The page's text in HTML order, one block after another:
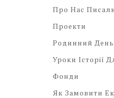
Про Нас
Проекти
Родинний День
Уроки Історії
Фонди
Як Замовити